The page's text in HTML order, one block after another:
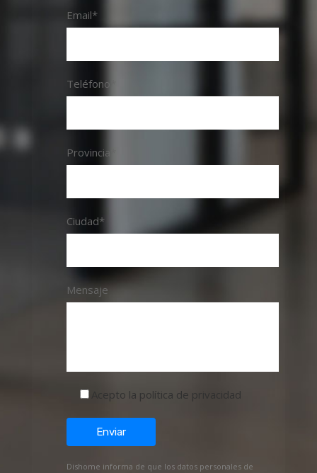
Email*
Teléfono*
Provincia*
Ciudad*
Mensaje
Acepto la política de privacidad
Dishome informa de que los datos personales de